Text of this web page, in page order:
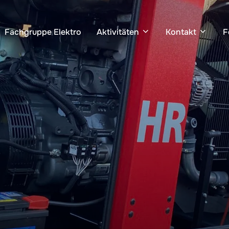
Fachgruppe Elektro Aktivitäten Kontakt